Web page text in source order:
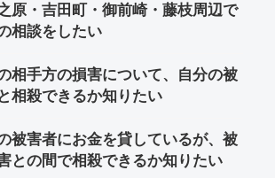
原・吉田町・御前崎・藤枝周辺で
相談をしたい
相手方の損害について、自分の被
相殺できるか知りたい
被害者にお金を貸しているが、被
との間で相殺できるか知りたい